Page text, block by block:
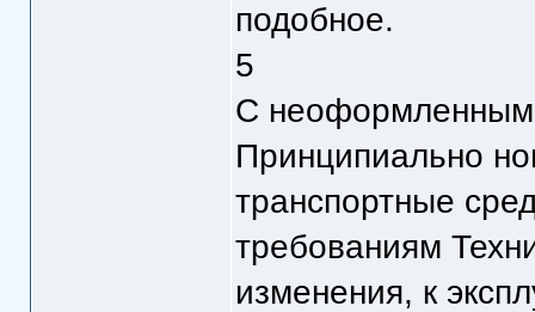
подобное.
5
С
Принципиально
транспортные
требованиям
изменения, к